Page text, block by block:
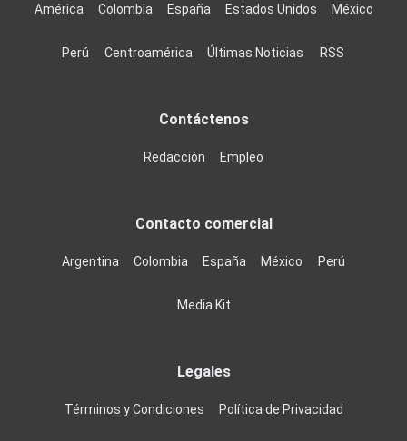
América Colombia España Estados Unidos México
Perú Centroamérica Últimas Noticias RSS
Contáctenos
Redacción Empleo
Contacto comercial
Argentina Colombia España México Perú
Media Kit
Legales
Términos y Condiciones Política de Privacidad